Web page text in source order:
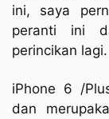
ini, saya
peranti ini
perincikan lagi.
iPhone 6 /
dan